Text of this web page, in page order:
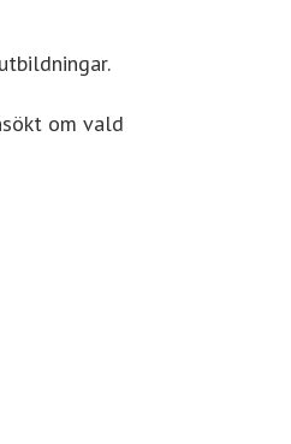
om vald